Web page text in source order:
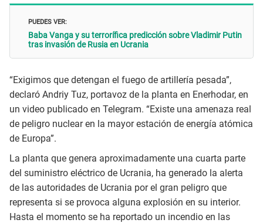
PUEDES VER:
Baba Vanga y su terrorífica predicción sobre Vladimir Putin
tras invasión de Rusia en Ucrania
“Exigimos que detengan el fuego de artillería pesada”,
declaró Andriy Tuz, portavoz de la planta en Enerhodar, en
un video publicado en Telegram. “Existe una amenaza real
de peligro nuclear en la mayor estación de energía atómica
de Europa”.
La planta que genera aproximadamente una cuarta parte
del suministro eléctrico de Ucrania, ha generado la alerta
de las autoridades de Ucrania por el gran peligro que
representa si se provoca alguna explosión en su interior.
Hasta el momento se ha reportado un incendio en las